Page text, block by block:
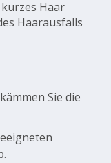
Haar
Haarausfalls
Sie die